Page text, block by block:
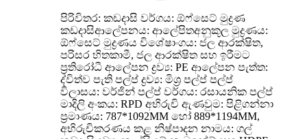
පිරිවිතර: කඩදාසි වර්ගය: ඕෆ්සෙට් මුද්‍රණ
කඩදාසිආලේපනය: ආලේපිතඅනුකූල මුද්‍රණය:
ඕෆ්සෙට් මුද්‍රණය විශේෂාංගය: ජල ආරක්ෂිත,
පරිසර හිතකාමී, ජල ආරක්ෂිත සහ ඉරීමට
ප්‍රතිරෝධී ආලේපන ද්‍රව්‍ය: PE ආලේපන පැත්ත:
ද්විත්ව පැති පල්ප් ද්‍රව්‍ය: මිශ්‍ර පල්ප් පල්ප්
විලාසය: වර්ජින් පල්ප් වර්ගය: රසායනික පල්ප්
මාදිලි අංකය: RPD අභිරුචි ඇණවුම: පිළිගන්නා
ප්‍රමාණය: 787*1092MM හෝ 889*1194MM,
අභිරුචිකරණය කළ නිෂ්පාදන නාමය: ගල්